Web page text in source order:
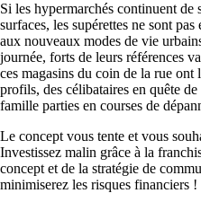
Si les hypermarchés continuent de
surfaces, les supérettes ne sont
aux nouveaux modes de vie
journée, forts de leurs références
ces magasins du coin de la rue ont
profils, des célibataires en quête
famille parties en courses de
Le concept vous tente et vous
Investissez malin grâce à la
concept et de la stratégie de
minimiserez les risques financiers !